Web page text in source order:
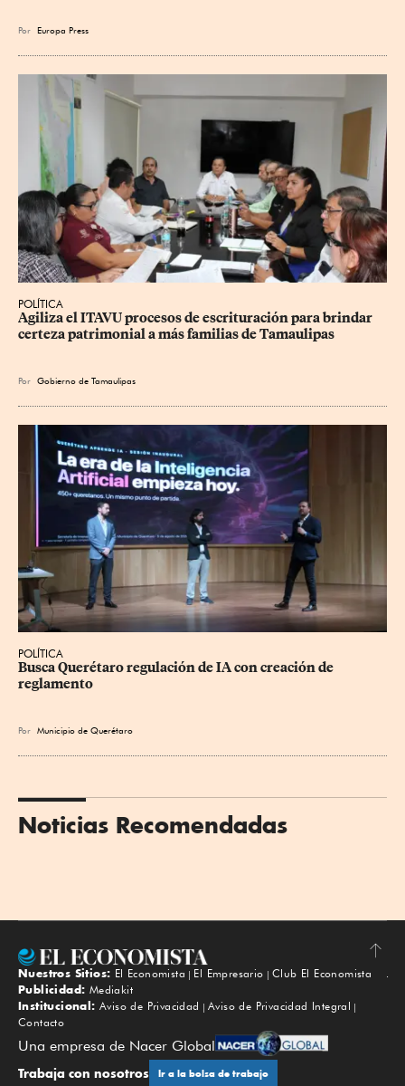
Por Europa Press
POLÍTICA
Agiliza el ITAVU procesos de escrituración para brindar
certeza patrimonial a más familias de Tamaulipas
Por Gobierno de Tamaulipas
POLÍTICA
Busca Querétaro regulación de IA con creación de
reglamento
Por Municipio de Querétaro
Noticias Recomendadas
Subir
Nuestros Sitios: El Economista El Empresario
Club El Economista
Publicidad: Mediakit
Institucional: Aviso de Privacidad
Aviso de Privacidad Integral
Contacto
Una empresa de Nacer Global
Trabaja con nosotros Ir a la bolsa de trabajo